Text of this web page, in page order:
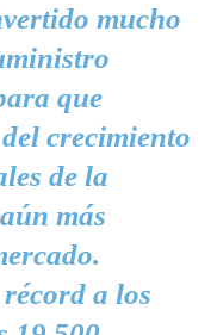
mucho
que
crecimiento
de la
más
récord a los